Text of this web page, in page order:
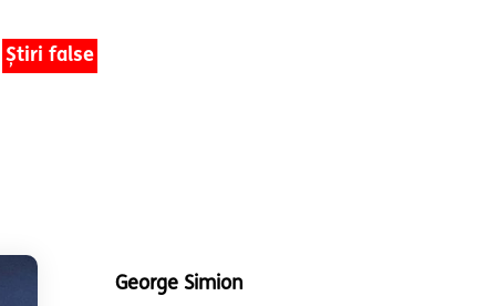
Știri false
George Simion